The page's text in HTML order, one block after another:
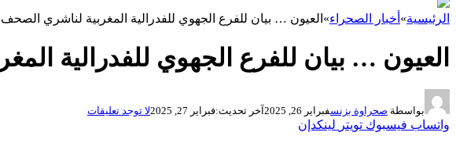
الرئيسية» أخبار الصحراء» العيون … بيان للفرع الجهوي للفدرالية المغربية لناشري
العيون … بيان للفرع الجهوي للفدرالية
بواسطة صحراوة بزنسفبراير 26, 2025 آخر تحديث:فبراير 27, 2025 لا توجد تعليقات
واتساب فيسبوك تويتر لينكدإن